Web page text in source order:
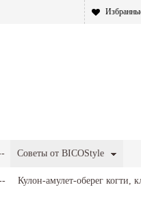
Советы от BICOStyle
Кулон-амулет-оберег когти,